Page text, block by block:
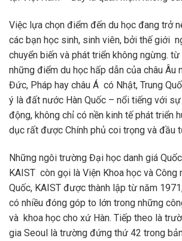
Việc lựa chọn điểm đến du học đang trở
các bạn học sinh, sinh viên, bởi thế giới
chuyển biến và phát triển không ngừng.
những điểm du học hấp dẫn của châu Âu
Đức, Pháp hay châu Á có Nhật, Trung
ý là đất nước Hàn Quốc – nổi tiếng với sự
động, không chỉ có nền kinh tế phát triển
dục rất được Chính phủ coi trọng và đầu
Những ngôi trường Đại học danh giá
KAIST còn gọi là Viện Khoa học và Công
Quốc, KAIST được thành lập từ năm
có nhiều đóng góp to lớn trong những
và khoa học cho xứ Hàn. Tiếp theo là
gia Seoul là trường đứng thứ 42 trong